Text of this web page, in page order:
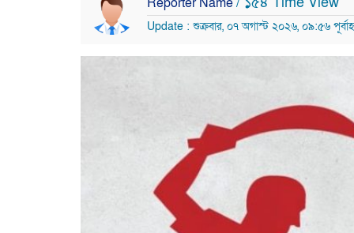
Update : শুক্রবার, ০৭ অগাস্ট ২০২৬, ০৯:৫৬